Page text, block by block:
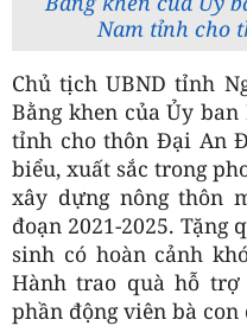
Nam tỉnh cho
Chủ tịch UBND tỉnh
Bằng khen của Ủy
tỉnh cho thôn Đại An
biểu, xuất sắc trong
xây dựng nông thôn
đoạn 2021-2025. Tặng
sinh có hoàn cảnh
Hành trao quà hỗ trợ
phần động viên bà con